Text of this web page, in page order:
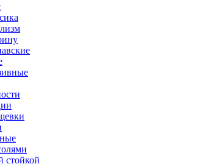
стойкой